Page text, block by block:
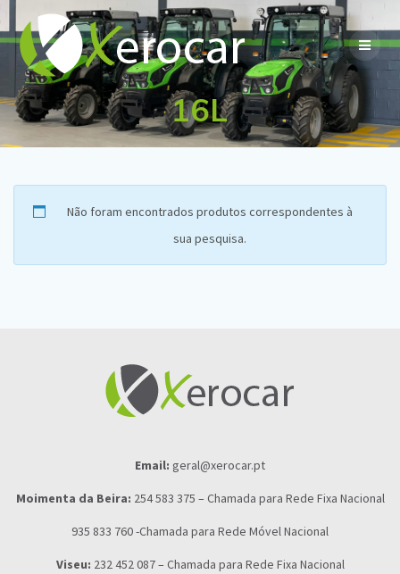
Skip
to
content
16L
Não foram encontrados produtos correspondentes à
sua pesquisa.
Email: geral@xerocar.pt
Moimenta da Beira: 254 583 375 – Chamada para Rede Fixa Nacional
935 833 760 -Chamada para Rede Móvel Nacional
Viseu: 232 452 087 – Chamada para Rede Fixa Nacional